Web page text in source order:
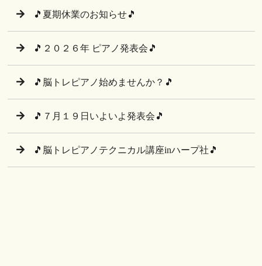
🎵夏期休業のお知らせ🎵
🎵２０２６年 ピアノ発表会🎵
🎵脳トレピアノ始めませんか？🎵
🎵７月１９日いよいよ発表会🎵
🎵脳トレピアノテクニカル講座inハープ社🎵